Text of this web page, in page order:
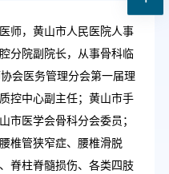
师，黄山市人民医院人事
分院副院长，从事骨科临
会医务管理分会第一届理
控中心副主任；黄山市手
市医学会骨科分会委员；
椎管狭窄症、腰椎滑脱
脊柱脊髓损伤、各类四肢